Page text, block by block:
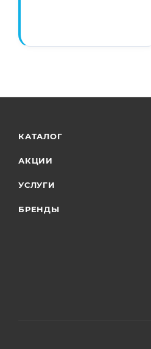
КАТАЛОГ
АКЦИИ
УСЛУГИ
БРЕНДЫ